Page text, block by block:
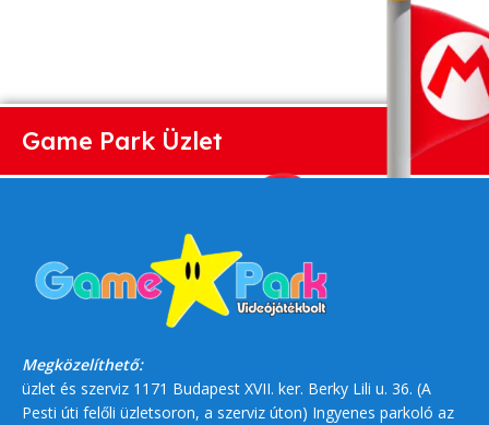
Game Park Üzlet
Megközelíthető:
üzlet és szerviz 1171 Budapest XVII. ker. Berky Lili u. 36. (A
Pesti úti felőli üzletsoron, a szerviz úton) Ingyenes parkoló az